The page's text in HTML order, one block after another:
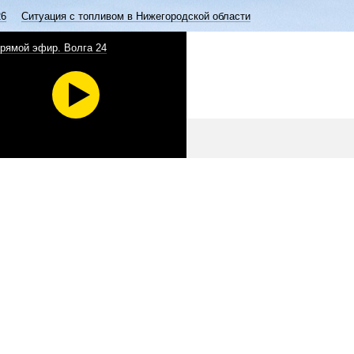
Ситуация с топливом в Нижегородской области
эфир. Волга 24